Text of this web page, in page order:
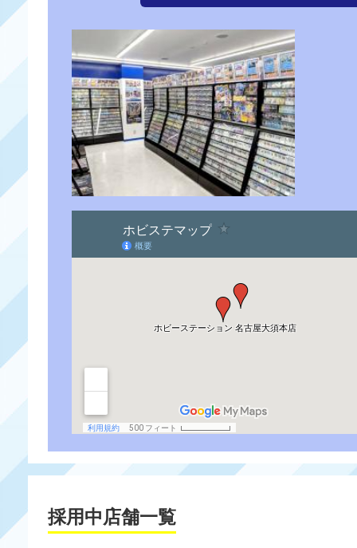
採用中店舗一覧